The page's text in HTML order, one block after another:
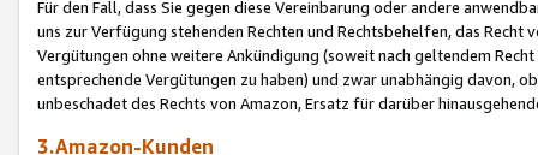
Für den Fall, dass Sie gegen diese Vereinbarung oder andere
uns zur Verfügung stehenden Rechten und Rechtsbehelfen, das
Vergütungen ohne weitere Ankündigung (soweit nach geltendem
entsprechende Vergütungen zu haben) und zwar unabhängig davon,
unbeschadet des Rechts von Amazon, Ersatz für darüber
3.Amazon-Kunden